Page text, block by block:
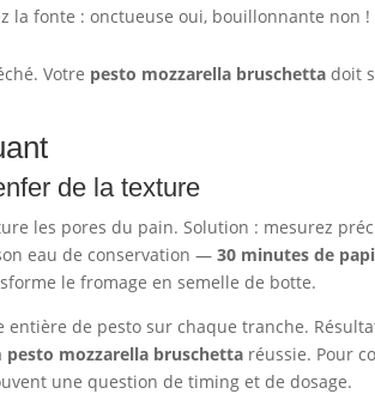
la fonte : onctueuse oui, bouillonnante non !
Votre pesto mozzarella bruschetta doit
de la texture
les pores du pain. Solution : mesurez
eau de conservation — 30 minutes de
le fromage en semelle de botte.
de pesto sur chaque tranche.
pesto mozzarella bruschetta réussie. Pour
une question de timing et de dosage.